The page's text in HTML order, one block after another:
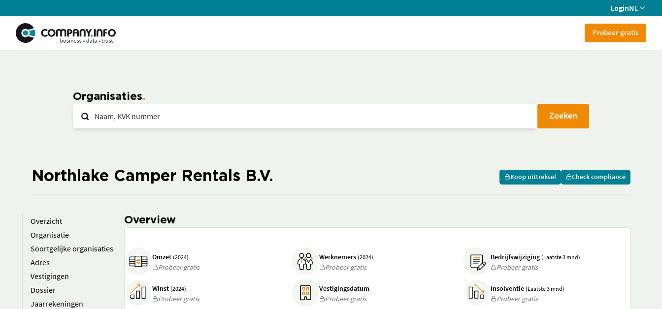
LoginNL
Probeer gratis
Organisaties
Zoeken
Northlake Camper Rentals B.V. Koop uittreksel Check compliance
Overzicht
Organisatie
Soortgelijke organisaties
Adres
Vestigingen
Dossier
Jaarrekeningen
Overview
Omzet (2024)
Probeer gratis
Werknemers (2024)
Probeer gratis
Bedrijfswijziging (Laatste 3 mnd)
Probeer gratis
Winst (2024)
Probeer gratis
Vestigingsdatum
Probeer gratis
Insolventie (Laatste 3 mnd)
Probeer gratis